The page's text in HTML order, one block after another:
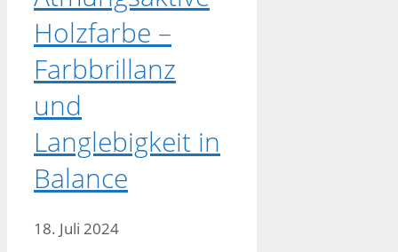
Holzfarbe –
Farbbrillanz
und
Langlebigkeit in
Balance
18. Juli 2024